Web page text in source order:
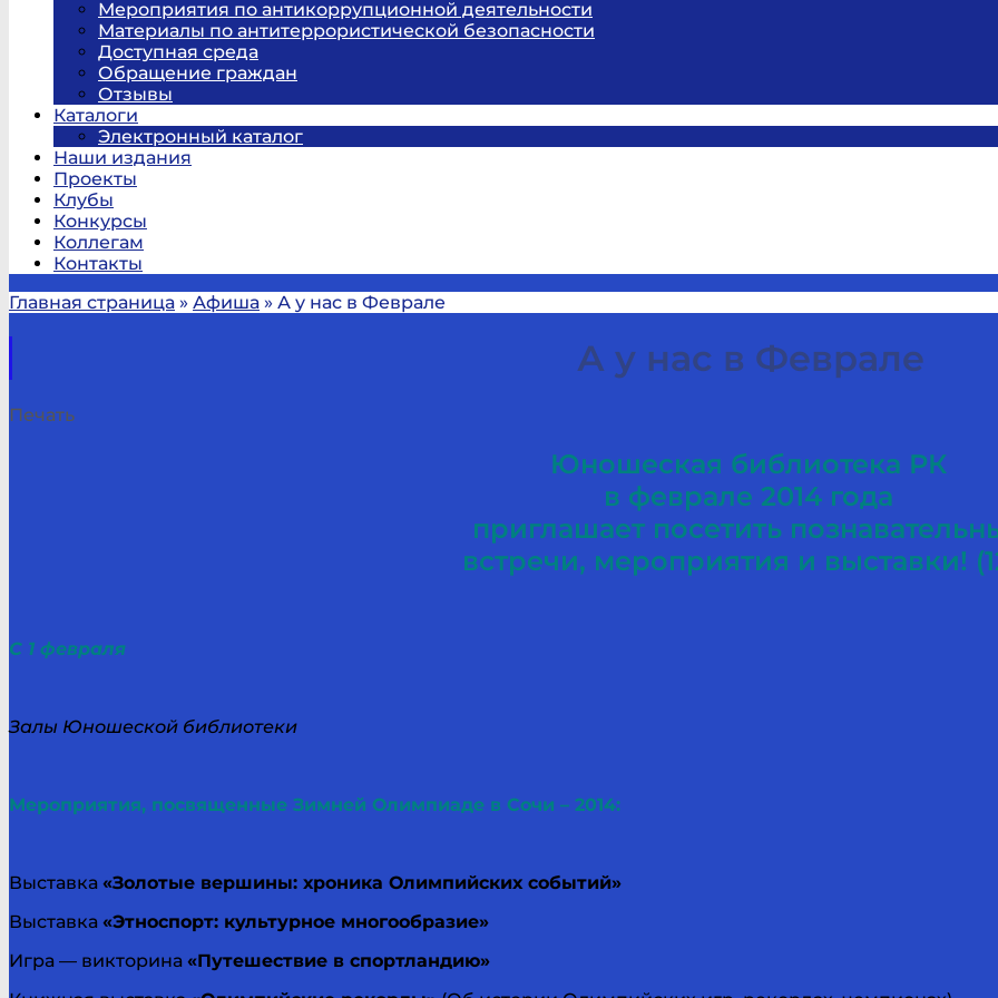
Мероприятия по антикоррупционной деятельности
Материалы по антитеррористической безопасности
Доступная среда
Обращение граждан
Отзывы
Каталоги
Электронный каталог
Наши издания
Проекты
Клубы
Конкурсы
Коллегам
Контакты
Главная страница » Афиша » А у нас в Феврале
А у нас в Феврале
Печать
Юношеская библиотека РК
в феврале 2014 года
приглашает посетить
встречи, мероприятия и выставки!
С 1 февраля
Залы Юношеской библиотеки
Мероприятия, посвященные Зимней Олимпиаде в Сочи – 2014:
Выставка «Золотые вершины: хроника Олимпийских событий»
Выставка «Этноспорт: культурное многообразие»
Игра — викторина «Путешествие в спортландию»